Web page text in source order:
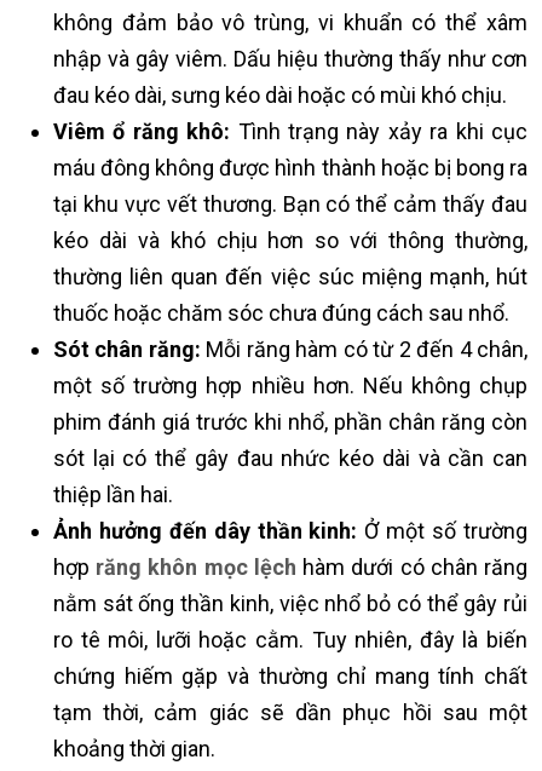
không đảm bảo vô trùng, vi khuẩn có thể xâm
nhập và gây viêm. Dấu hiệu thường thấy như cơn
đau kéo dài, sưng kéo dài hoặc có mùi khó chịu.
Viêm ổ răng khô: Tình trạng này xảy ra khi cục
máu đông không được hình thành hoặc bị bong ra
tại khu vực vết thương. Bạn có thể cảm thấy đau
kéo dài và khó chịu hơn so với thông thường,
thường liên quan đến việc súc miệng mạnh, hút
thuốc hoặc chăm sóc chưa đúng cách sau nhổ.
Sót chân răng: Mỗi răng hàm có từ 2 đến 4 chân,
một số trường hợp nhiều hơn. Nếu không chụp
phim đánh giá trước khi nhổ, phần chân răng còn
sót lại có thể gây đau nhức kéo dài và cần can
thiệp lần hai.
Ảnh hưởng đến dây thần kinh:Ở một số trường
hợp răng khôn mọc lệch hàm dưới có chân răng
nằm sát ống thần kinh, việc nhổ bỏ có thể gây rủi
ro tê môi, lưỡi hoặc cằm. Tuy nhiên, đây là biến
chứng hiếm gặp và thường chỉ mang tính chất
tạm thời, cảm giác sẽ dần phục hồi sau một
khoảng thời gian.